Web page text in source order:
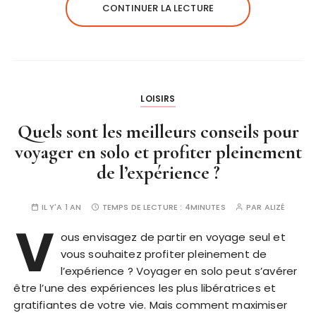
CONTINUER LA LECTURE
LOISIRS
Quels sont les meilleurs conseils pour
voyager en solo et profiter pleinement
de l’expérience ?
IL Y'A 1 AN TEMPS DE LECTURE : 4MINUTES PAR ALIZÉ
V ous envisagez de partir en voyage seul et
vous souhaitez profiter pleinement de
l’expérience ? Voyager en solo peut s’avérer
être l’une des expériences les plus libératrices et
gratifiantes de votre vie. Mais comment maximiser